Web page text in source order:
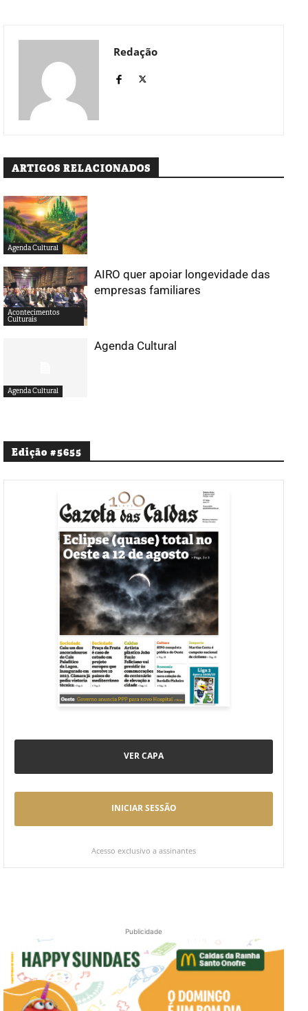
Redação
ARTIGOS RELACIONADOS
Agenda Cultural
Acontecimentos
Culturais
AIRO quer apoiar longevidade das
empresas familiares
Agenda Cultural
Agenda Cultural
Edição #5655
VER CAPA
INICIAR SESSÃO
Acesso exclusivo a assinantes
Publicidade